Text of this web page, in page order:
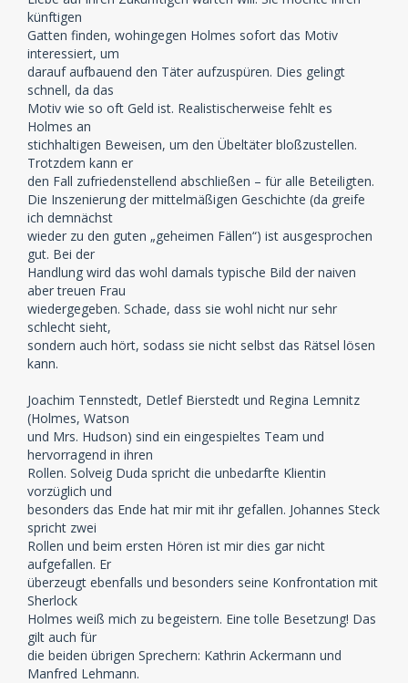
künftigen
Gatten finden, wohingegen Holmes sofort das Motiv
interessiert, um
darauf aufbauend den Täter aufzuspüren. Dies gelingt
schnell, da das
Motiv wie so oft Geld ist. Realistischerweise fehlt es
Holmes an
stichhaltigen Beweisen, um den Übeltäter bloßzustellen.
Trotzdem kann er
den Fall zufriedenstellend abschließen – für alle Beteiligten.
Die Inszenierung der mittelmäßigen Geschichte (da greife
ich demnächst
wieder zu den guten „geheimen Fällen“) ist ausgesprochen
gut. Bei der
Handlung wird das wohl damals typische Bild der naiven
aber treuen Frau
wiedergegeben. Schade, dass sie wohl nicht nur sehr
schlecht sieht,
sondern auch hört, sodass sie nicht selbst das Rätsel lösen
kann.
Joachim Tennstedt, Detlef Bierstedt und Regina Lemnitz
(Holmes, Watson
und Mrs. Hudson) sind ein eingespieltes Team und
hervorragend in ihren
Rollen. Solveig Duda spricht die unbedarfte Klientin
vorzüglich und
besonders das Ende hat mir mit ihr gefallen. Johannes Steck
spricht zwei
Rollen und beim ersten Hören ist mir dies gar nicht
aufgefallen. Er
überzeugt ebenfalls und besonders seine Konfrontation mit
Sherlock
Holmes weiß mich zu begeistern. Eine tolle Besetzung! Das
gilt auch für
die beiden übrigen Sprechern: Kathrin Ackermann und
Manfred Lehmann.